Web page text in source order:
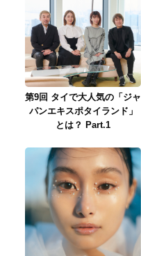
第9回 タイで大人気の「ジャ
パンエキスポタイランド」
とは？ Part.1